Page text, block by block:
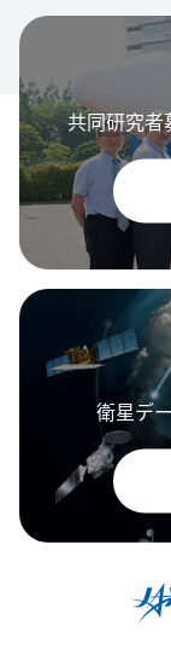
共同研究者
衛星デ